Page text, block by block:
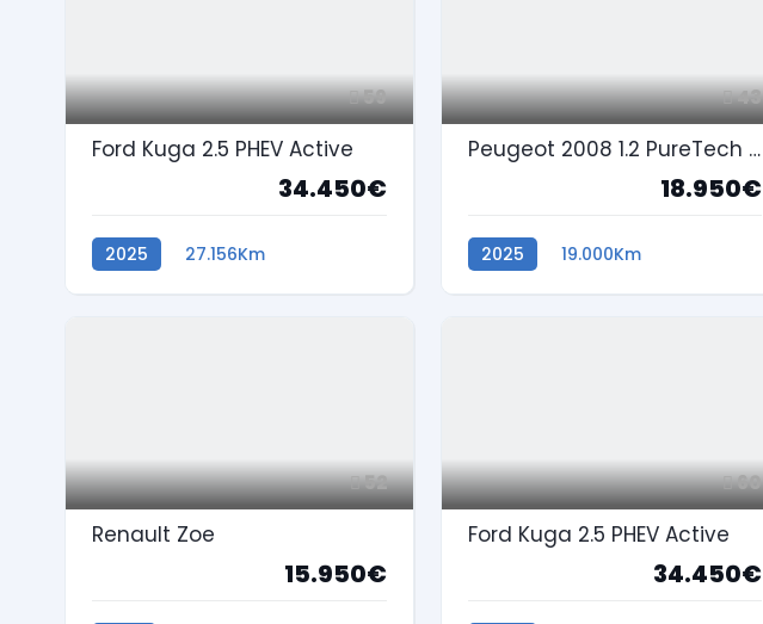
59
Ford Kuga 2.5 PHEV Active
34.450€
2025
27.156Km
43
Peugeot 2008 1.2 PureTech Style
18.950€
2025
19.000Km
52
Renault Zoe
15.950€
60
Ford Kuga 2.5 PHEV Active
34.450€